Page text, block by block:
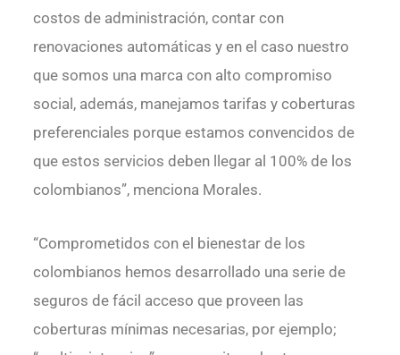
costos de administración, contar con
renovaciones automáticas y en el caso nuestro
que somos una marca con alto compromiso
social, además, manejamos tarifas y coberturas
preferenciales porque estamos convencidos de
que estos servicios deben llegar al 100% de los
colombianos”, menciona Morales.
“Comprometidos con el bienestar de los
colombianos hemos desarrollado una serie de
seguros de fácil acceso que proveen las
coberturas mínimas necesarias, por ejemplo;